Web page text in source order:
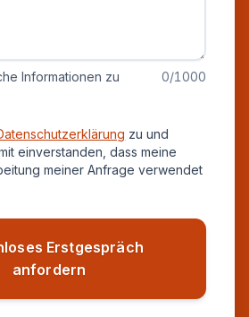
Informationen zu
0/1000
Einverständnis
zu und
einverstanden, dass meine
meiner Anfrage verwendet
Erstgespräch
anfordern